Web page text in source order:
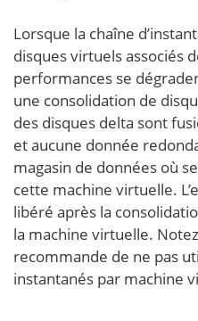
Lorsque la chaîne
disques virtuels associés
performances se
une consolidation de
des disques delta sont
et aucune donnée
magasin de données où
cette machine virtuelle.
libéré après la
la machine virtuelle.
recommande de ne pas
instantanés par machine